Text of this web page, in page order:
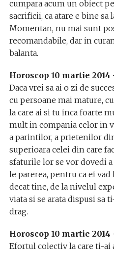
cumpara acum un obiect
sacrificii, ca atare e bine
Momentan, nu mai sunt
recomandabile, dar in
balanta.
Horoscop 10 martie 2014
Daca vrei sa ai o zi de
cu persoane mai mature,
la care ai si tu inca foarte
mult in compania celor in
a parintilor, a prietenilor
superioara celei din care
sfaturile lor se vor dovedi
le parerea, pentru ca ei
decat tine, de la nivelul
viata si se arata dispusi sa
drag.
Horoscop 10 martie 2014
Efortul colectiv la care ti-ai